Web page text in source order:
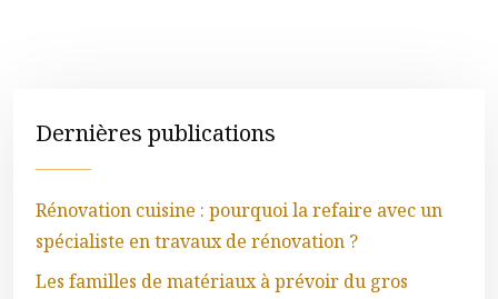
Dernières publications
Rénovation cuisine : pourquoi la refaire avec un
spécialiste en travaux de rénovation ?
Les familles de matériaux à prévoir du gros